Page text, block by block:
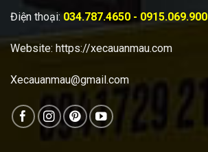
Điện thoại: 034.787.4650 - 0915.069.900
Website: https://xecauanmau.com
Xecauanmau@gmail.com